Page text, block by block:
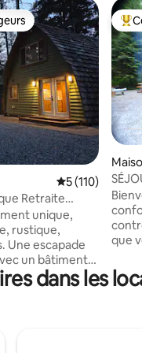
commentaires : 4,9 sur
les plus appréciés
Évaluation
5 (110)
Retraite
unique,
rustique,
Une escapade
un bâtiment
et une
des
que
ski
dans les